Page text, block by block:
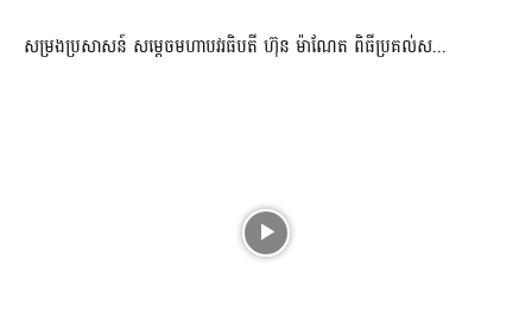
សម្រងប្រសាសន៍ សម្ដេចមហាបវរធិបតី ហ៊ុន ម៉ាណែត ពិធីប្រគល់ស...